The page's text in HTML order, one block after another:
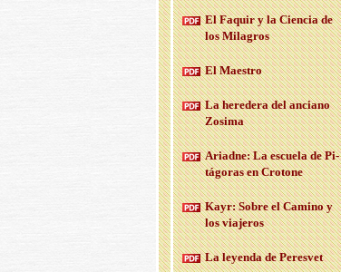
El Fa­quir y la Cien­cia de
los Mi­la­gros
El Maes­tro
La he­re­de­ra del an­ciano
Zo­si­ma
Ariad­ne: La es­cue­la de Pi­
tá­go­ras en Cro­to­ne
Kayr: Sobre el Ca­mino y
los via­je­ros
La le­yen­da de Pe­res­vet